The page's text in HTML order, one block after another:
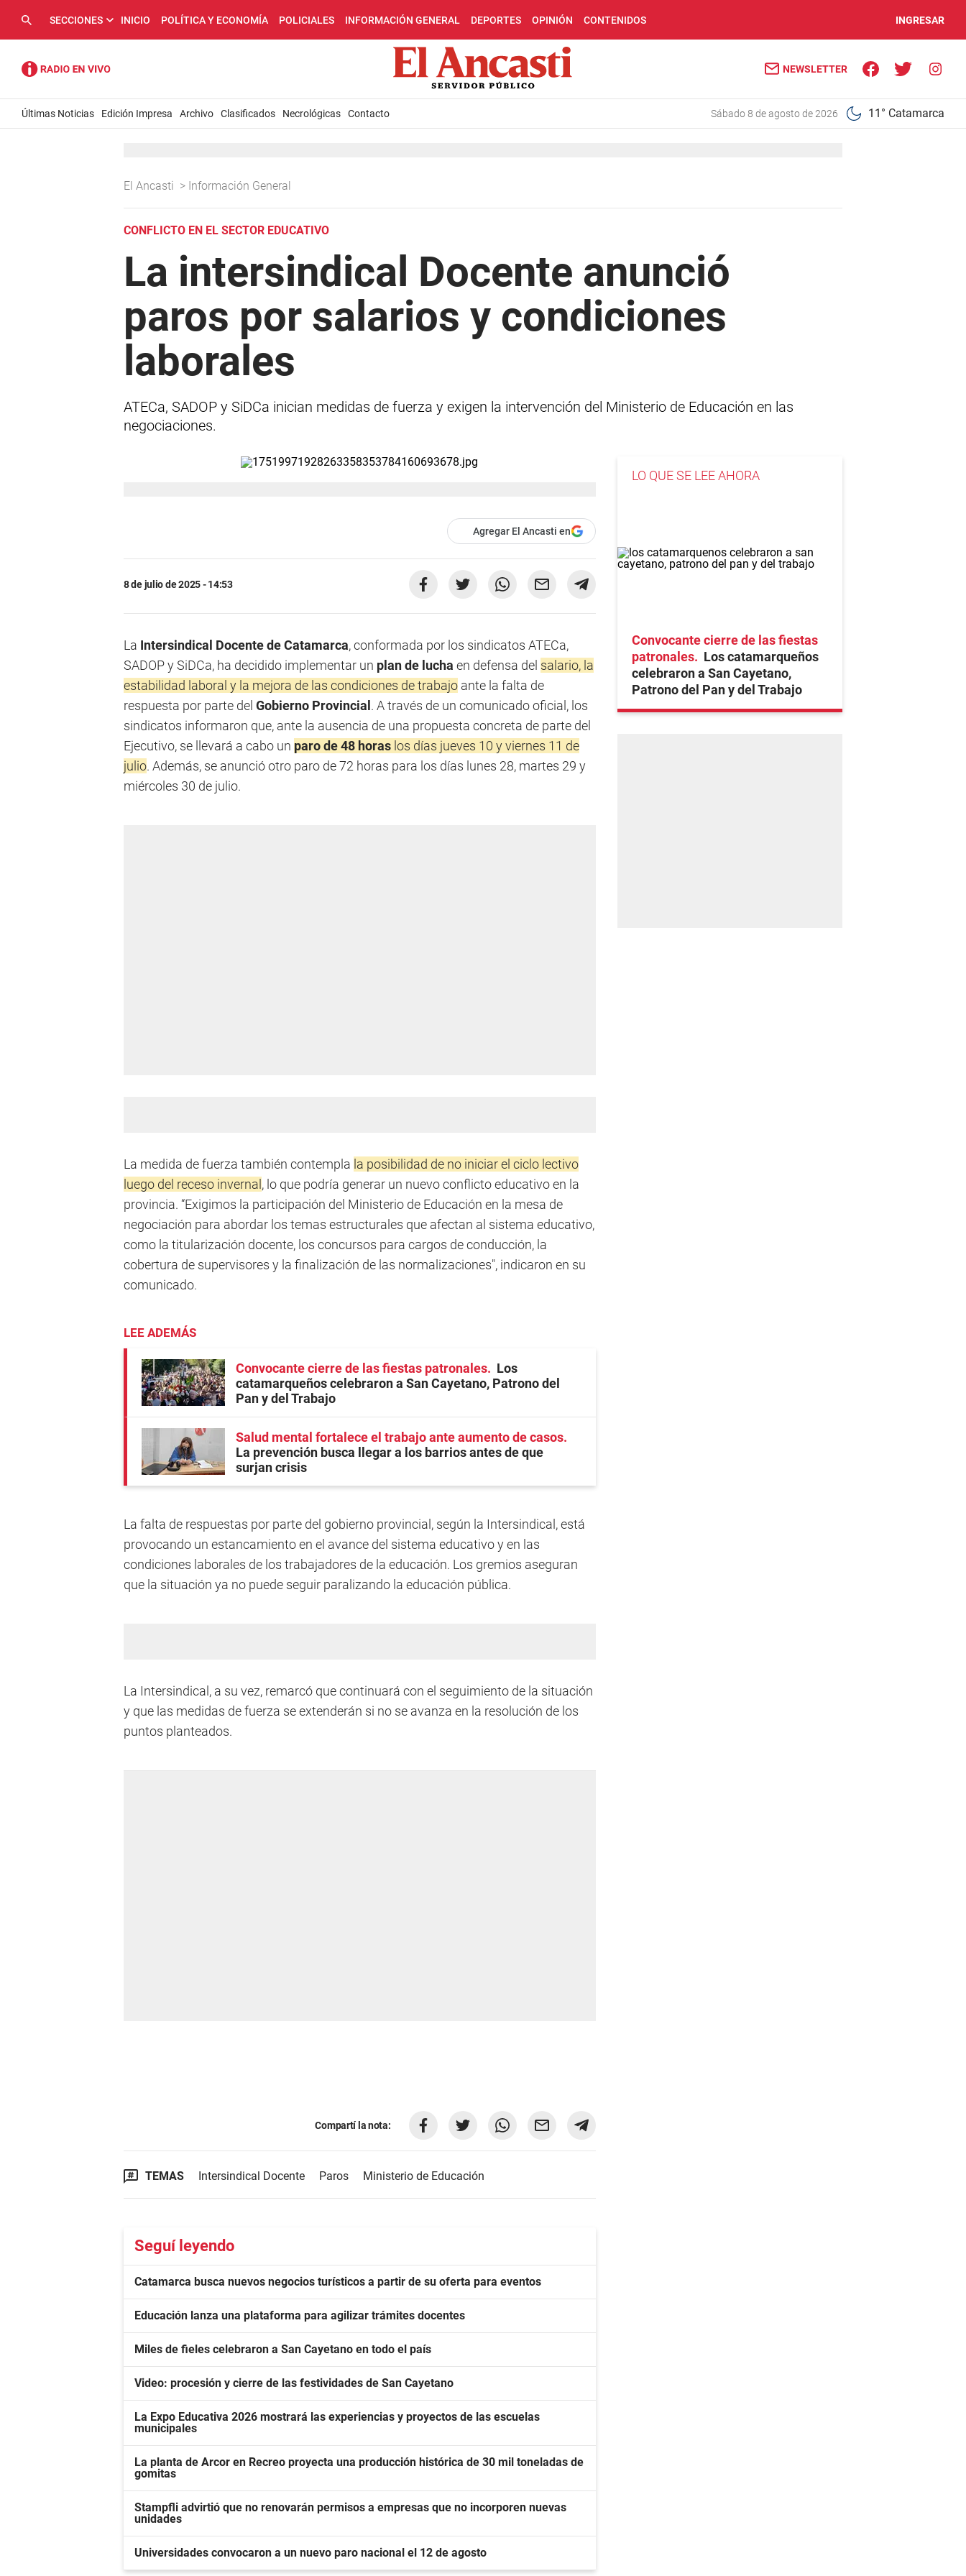
SECCIONES INICIO POLÍTICA Y ECONOMÍA POLICIALES INFORMACIÓN GENERAL DEPORTES OPINIÓN CONTENIDOS INGRESAR
NEWSLETTER
Últimas Noticias Edición Impresa Archivo Clasificados Necrológicas Contacto sábado 8 de agosto de 2026 11° Catamarca
El Ancasti > Información General
CONFLICTO EN EL SECTOR EDUCATIVO
La intersindical Docente anunció
paros por salarios y condiciones
laborales
ATECa, SADOP y SiDCa inician medidas de fuerza y exigen la intervención del Ministerio de Educación en las
negociaciones.
Agregar El Ancasti en
8 de julio de 2025 - 14:53
La Intersindical Docente de Catamarca, conformada por los sindicatos ATECa,
SADOP y SiDCa, ha decidido implementar un plan de lucha en defensa del salario, la
estabilidad laboral y la mejora de las condiciones de trabajo ante la falta de
respuesta por parte del Gobierno Provincial. A través de un comunicado oficial, los
sindicatos informaron que, ante la ausencia de una propuesta concreta de parte del
Ejecutivo, se llevará a cabo un paro de 48 horas los días jueves 10 y viernes 11 de
julio. Además, se anunció otro paro de 72 horas para los días lunes 28, martes 29 y
miércoles 30 de julio.
La medida de fuerza también contempla la posibilidad de no iniciar el ciclo lectivo
luego del receso invernal, lo que podría generar un nuevo conflicto educativo en la
provincia. “Exigimos la participación del Ministerio de Educación en la mesa de
negociación para abordar los temas estructurales que afectan al sistema educativo,
como la titularización docente, los concursos para cargos de conducción, la
cobertura de supervisores y la finalización de las normalizaciones", indicaron en su
comunicado.
LEE ADEMÁS
Convocante cierre de las fiestas patronales
Los
catamarqueños celebraron a San Cayetano, Patrono del
Pan y del Trabajo
Salud mental fortalece el trabajo ante aumento de casos
La prevención busca llegar a los barrios antes de que
surjan crisis
La falta de respuestas por parte del gobierno provincial, según la Intersindical, está
provocando un estancamiento en el avance del sistema educativo y en las
condiciones laborales de los trabajadores de la educación. Los gremios aseguran
que la situación ya no puede seguir paralizando la educación pública.
La Intersindical, a su vez, remarcó que continuará con el seguimiento de la situación
y que las medidas de fuerza se extenderán si no se avanza en la resolución de los
puntos planteados.
Compartí la nota:
TEMAS Intersindical Docente Paros Ministerio de Educación
Seguí leyendo
Catamarca busca nuevos negocios turísticos a partir de su oferta para eventos
Educación lanza una plataforma para agilizar trámites docentes
Miles de fieles celebraron a San Cayetano en todo el país
Video: procesión y cierre de las festividades de San Cayetano
La Expo Educativa 2026 mostrará las experiencias y proyectos de las escuelas
municipales
La planta de Arcor en Recreo proyecta una producción histórica de 30 mil toneladas de
gomitas
Stampfli advirtió que no renovarán permisos a empresas que no incorporen nuevas
unidades
Universidades convocaron a un nuevo paro nacional el 12 de agosto
LO QUE SE LEE AHORA
Convocante cierre de las fiestas
patronales
Los catamarqueños
celebraron a San Cayetano,
Patrono del Pan y del Trabajo